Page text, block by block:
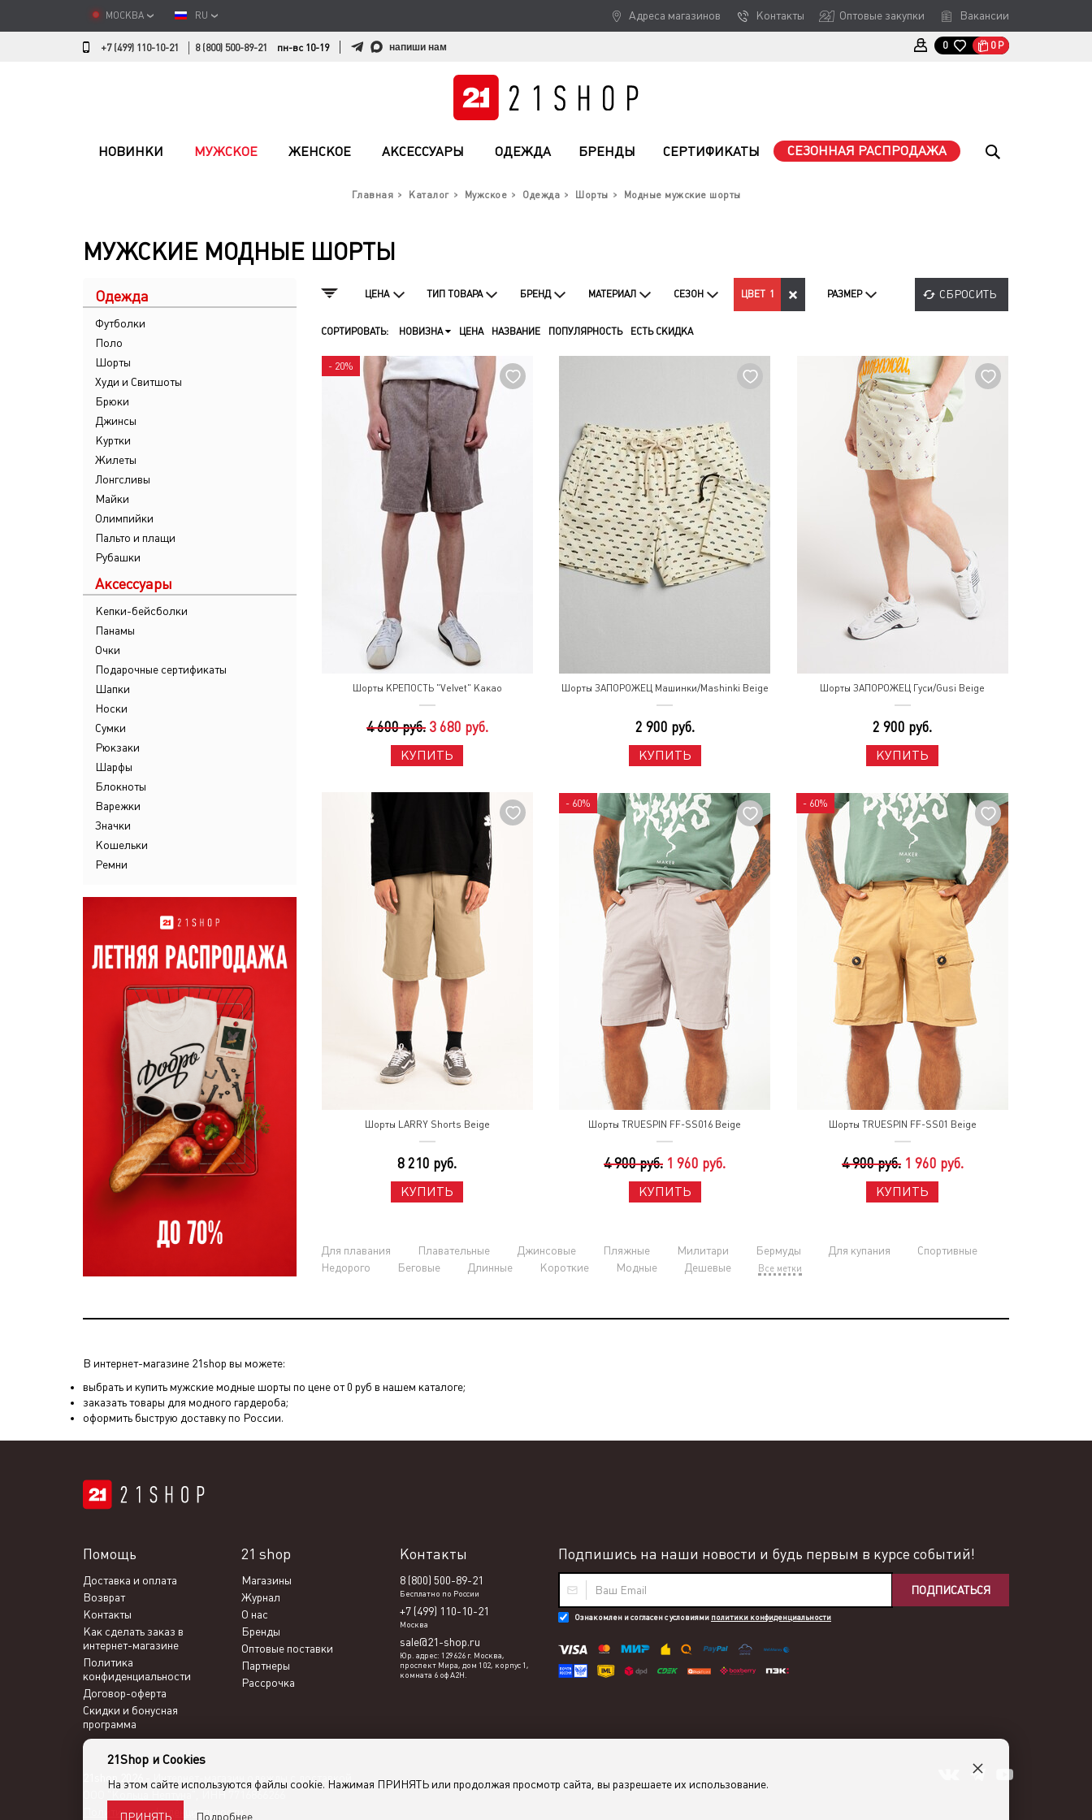
МОСКВА RU Адреса магазинов Контакты Оптовые закупки Вакансии
+7 (499) 110-10-21 8 (800) 500-89-21 пн-вс 10-19 напиши нам 0 0 Р
НОВИНКИ МУЖСКОЕ ЖЕНСКОЕ АКСЕССУАРЫ ОДЕЖДА БРЕНДЫ СЕРТИФИКАТЫ СЕЗОННАЯ РАСПРОДАЖА
Главная Каталог Мужское Одежда Шорты Модные мужские шорты
МУЖСКИЕ МОДНЫЕ ШОРТЫ
Одежда
Футболки
Поло
Шорты
Худи и Свитшоты
Брюки
Джинсы
Куртки
Жилеты
Лонгсливы
Майки
Олимпийки
Пальто и плащи
Рубашки
Аксессуары
Кепки-бейсболки
Панамы
Очки
Подарочные сертификаты
Шапки
Носки
Сумки
Рюкзаки
Шарфы
Блокноты
Варежки
Значки
Кошельки
Ремни
ЦЕНА ТИП ТОВАРА БРЕНД МАТЕРИАЛ СЕЗОН ЦВЕТ 1 РАЗМЕР СБРОСИТЬ
СОРТИРОВАТЬ: НОВИЗНА ЦЕНА НАЗВАНИЕ ПОПУЛЯРНОСТЬ ЕСТЬ СКИДКА
- 20%
Шорты КРЕПОСТЬ "Velvet" Какао
4 600 руб. 3 680 руб.
КУПИТЬ
Шорты ЗАПОРОЖЕЦ Машинки/Mashinki Beige
2 900 руб.
КУПИТЬ
Шорты ЗАПОРОЖЕЦ Гуси/Gusi Beige
2 900 руб.
КУПИТЬ
Шорты LARRY Shorts Beige
8 210 руб.
КУПИТЬ
- 60%
Шорты TRUESPIN FF-SS016 Beige
4 900 руб. 1 960 руб.
КУПИТЬ
- 60%
Шорты TRUESPIN FF-SS01 Beige
4 900 руб. 1 960 руб.
КУПИТЬ
Для плавания Плавательные Джинсовые Пляжные Милитари Бермуды Для купания
Спортивные
Недорого
Беговые Длинные Короткие Модные Дешевые Все метки
В интернет-магазине 21shop вы можете:
выбрать и купить мужские модные шорты по цене от 0 руб в нашем каталоге;
заказать товары для модного гардероба;
оформить быструю доставку по России.
Подпишись на наши новости и будь первым в курсе событий!
ПОДПИСАТЬСЯ
Ознакомлен и согласен с условиями политики конфиденциальности
21 shop
Магазины
Журнал
О нас
Бренды
Оптовые поставки
Партнеры
Рассрочка
Помощь
Доставка и оплата
Возврат
Контакты
Как сделать заказ в
интернет-магазине
Политика
конфиденциальности
Договор-оферта
Скидки и бонусная
программа
Контакты
8 (800) 500-89-21
Бесплатно по России
+7 (499) 110-10-21
Москва
sale@21-shop.ru
Юр. адрес: 129626 г. Москва,
проспект Мира, дом 102, корпус 1,
комната 6 оф А2Н.
21shop 2026 -
Интернет-магазин одежды с доставкой
ООО "Кольца Нептуна", ИНН 7716866266
Политика конфиденциальности
21Shop и Cookies
На этом сайте используются файлы cookie. Нажимая ПРИНЯТЬ или продолжая просмотр сайта, вы разрешаете их использование.
ПРИНЯТЬ Подробнее
×